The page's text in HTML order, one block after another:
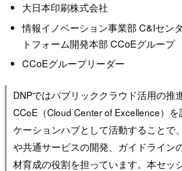
大日本印刷株式会社
情報イノベーション事業部 C&Iセン
トフォーム開発本部 CCoEグループ
CCoEグループリーダー
DNPではパブリッククラウド活用の推
CCoE（Cloud Center of Excellence）
ケーションハブとして活動することで
や共通サービスの開発、ガイドライン
材育成の役割を担っています。本セッ